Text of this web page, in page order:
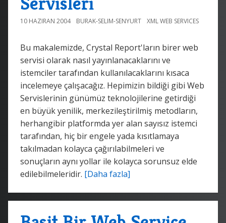
10 HAZIRAN 2004 BURAK-SELIM-SENYURT XML WEB SERVICES
Bu makalemizde, Crystal Report'ların birer web
servisi olarak nasıl yayınlanacaklarını ve
istemciler tarafından kullanılacaklarını kısaca
incelemeye çalışacağız. Hepimizin bildiği gibi Web
Servislerinin günümüz teknolojilerine getirdiği
en büyük yenilik, merkezileştirilmiş metodların,
herhangibir platformda yer alan sayısız istemci
tarafından, hiç bir engele yada kısıtlamaya
takılmadan kolayca çağırılabilmeleri ve
sonuçların aynı yollar ile kolayca sorunsuz elde
edilebilmeleridir. [Daha fazla]